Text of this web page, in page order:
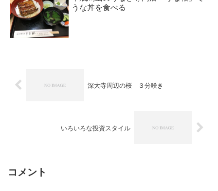
うな丼を食べる
深大寺周辺の桜 ３分咲き
いろいろな投資スタイル
コメント